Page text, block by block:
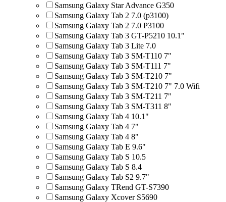
Samsung Galaxy Star Advance G350
Samsung Galaxy Tab 2 7.0 (p3100)
Samsung Galaxy Tab 2 7.0 P3100
Samsung Galaxy Tab 3 GT-P5210 10.1"
Samsung Galaxy Tab 3 Lite 7.0
Samsung Galaxy Tab 3 SM-T110 7"
Samsung Galaxy Tab 3 SM-T111 7"
Samsung Galaxy Tab 3 SM-T210 7"
Samsung Galaxy Tab 3 SM-T210 7" 7.0 Wifi
Samsung Galaxy Tab 3 SM-T211 7"
Samsung Galaxy Tab 3 SM-T311 8"
Samsung Galaxy Tab 4 10.1"
Samsung Galaxy Tab 4 7"
Samsung Galaxy Tab 4 8"
Samsung Galaxy Tab E 9.6"
Samsung Galaxy Tab S 10.5
Samsung Galaxy Tab S 8.4
Samsung Galaxy Tab S2 9.7"
Samsung Galaxy TRend GT-S7390
Samsung Galaxy Xcover S5690